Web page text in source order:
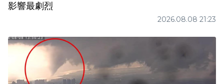
影響最劇烈
2026.08.08 21:23